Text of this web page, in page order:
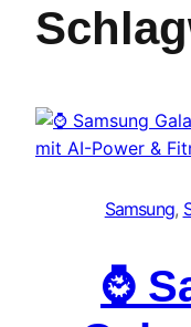
Samsung,
⌚️